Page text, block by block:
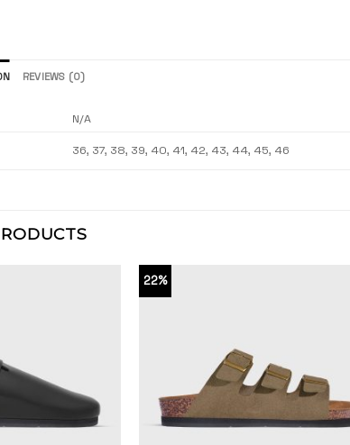
REVIEWS (0)
N/A
36, 37, 38, 39, 40, 41, 42, 43, 44, 45, 46
22%